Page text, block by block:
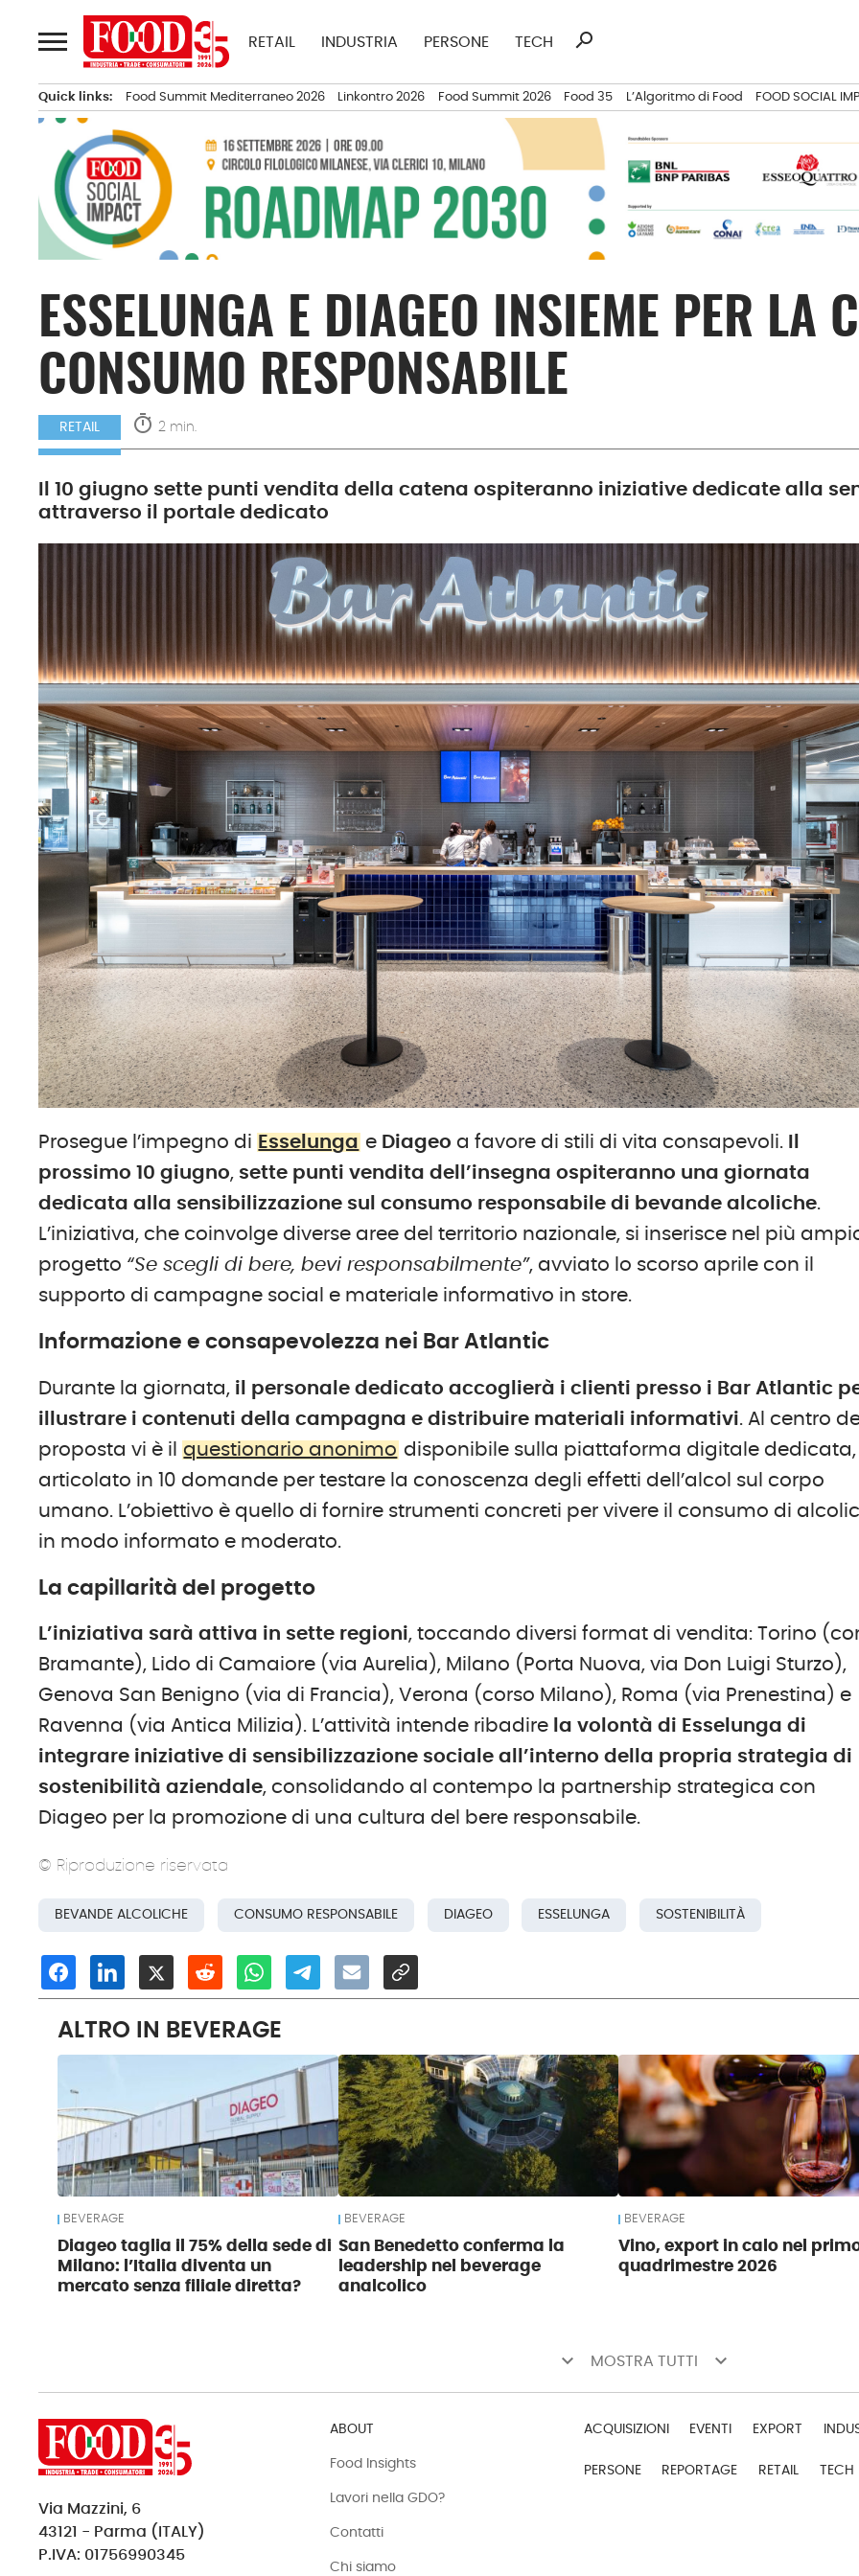
al
contenuto
RETAIL INDUSTRIA PERSONE TECH
Ricerca
search
Quick links: Food Summit Mediterraneo 2026 Linkontro 2026 Food Summit 2026 Food 35 L’Algoritmo di Food FOOD SOCIAL
ESSELUNGA E DIAGEO INSIEME PER LA
CONSUMO RESPONSABILE
RETAIL timer 2 min.
Il 10 giugno sette punti vendita della catena ospiteranno iniziative dedicate alla
attraverso il portale dedicato
Prosegue l’impegno di Esselunga e Diageo a favore di stili di vita consapevoli.
prossimo 10 giugno, sette punti vendita dell’insegna ospiteranno una giornata
dedicata alla sensibilizzazione sul consumo responsabile di bevande alcoliche.
L’iniziativa, che coinvolge diverse aree del territorio nazionale, si inserisce nel più
progetto “Se scegli di bere, bevi responsabilmente”, avviato lo scorso aprile con il
supporto di campagne social e materiale informativo in store.
Informazione e consapevolezza nei Bar Atlantic
Durante la giornata, il personale dedicato accoglierà i clienti presso i Bar Atlantic
illustrare i contenuti della campagna e distribuire materiali informativi. Al centro
proposta vi è il questionario anonimo disponibile sulla piattaforma digitale dedicata,
articolato in 10 domande per testare la conoscenza degli effetti dell’alcol sul corpo
umano. L’obiettivo è quello di fornire strumenti concreti per vivere il consumo di
in modo informato e moderato.
La capillarità del progetto
L’iniziativa sarà attiva in sette regioni, toccando diversi format di vendita: Torino
Bramante), Lido di Camaiore (via Aurelia), Milano (Porta Nuova, via Don Luigi Sturzo),
Genova San Benigno (via di Francia), Verona (corso Milano), Roma (via Prenestina) e
Ravenna (via Antica Milizia). L’attività intende ribadire la volontà di Esselunga di
integrare iniziative di sensibilizzazione sociale all’interno della propria strategia di
sostenibilità aziendale, consolidando al contempo la partnership strategica con
Diageo per la promozione di una cultura del bere responsabile.
© Riproduzione riservata
BEVANDE ALCOLICHE CONSUMO RESPONSABILE DIAGEO ESSELUNGA SOSTENIBILITÀ
ALTRO IN BEVERAGE
BEVERAGE
Diageo taglia il 75% della sede di
Milano: l’Italia diventa un
mercato senza filiale diretta?
BEVERAGE
San Benedetto conferma la
leadership nel beverage
analcolico
BEVERAGE
Vino, export in calo nel
quadrimestre 2026
keyboard_arrow_down MOSTRA TUTTI keyboard_arrow_down
Via Mazzini, 6
43121 - Parma (ITALY)
P.IVA: 01756990345
ABOUT
Food Insights
Lavori nella GDO?
Contatti
Chi siamo
ACQUISIZIONI EVENTI EXPORT
PERSONE REPORTAGE RETAIL TECH